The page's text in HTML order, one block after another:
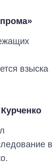
взыска
в